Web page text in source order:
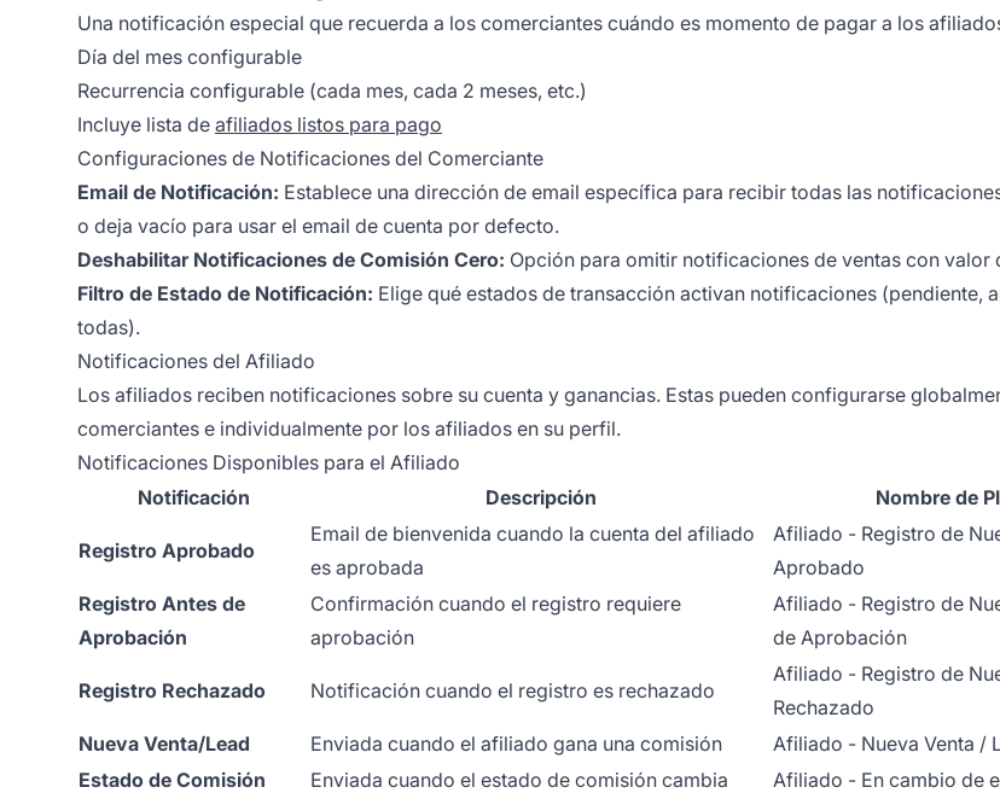
Una notificación especial que recuerda a los comerciantes cuándo es momento de pagar a los
Día del mes configurable
Recurrencia configurable (cada mes, cada 2 meses, etc.)
Incluye lista de afiliados listos para pago
Configuraciones de Notificaciones del Comerciante
Email de Notificación: Establece una dirección de email específica para recibir todas las
o deja vacío para usar el email de cuenta por defecto.
Deshabilitar Notificaciones de Comisión Cero: Opción para omitir notificaciones de ventas con valor
Filtro de Estado de Notificación: Elige qué estados de transacción activan notificaciones (pendiente,
todas).
Notificaciones del Afiliado
Los afiliados reciben notificaciones sobre su cuenta y ganancias. Estas pueden configurarse
comerciantes e individualmente por los afiliados en su perfil.
Notificaciones Disponibles para el Afiliado
Notificación
Descripción Nombre de
Registro Aprobado
Email de bienvenida cuando la cuenta del afiliado
es aprobada
Afiliado - Registro de
Aprobado
Registro Antes de
Aprobación
Confirmación cuando el registro requiere
aprobación
Afiliado - Registro de
de Aprobación
Registro Rechazado Notificación cuando el registro es rechazado
Afiliado - Registro de
Rechazado
Nueva Venta/Lead
Enviada cuando el afiliado gana una comisión
Afiliado - Nueva Venta /
Estado de Comisión
Enviada cuando el estado de comisión cambia
Afiliado - En cambio de